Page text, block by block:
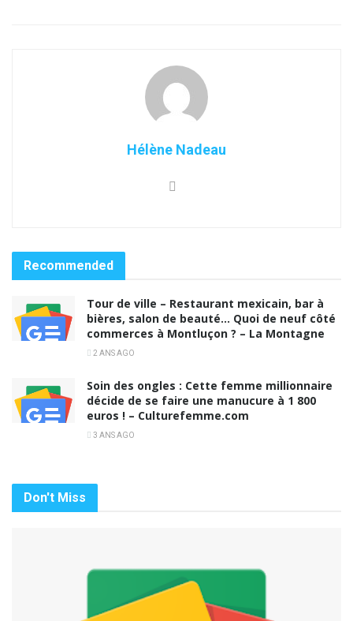
Hélène Nadeau
Recommended
Tour de ville – Restaurant mexicain, bar à
bières, salon de beauté… Quoi de neuf côté
commerces à Montluçon ? – La Montagne
2 ANS AGO
Soin des ongles : Cette femme millionnaire
décide de se faire une manucure à 1 800
euros ! – Culturefemme.com
3 ANS AGO
Don't Miss